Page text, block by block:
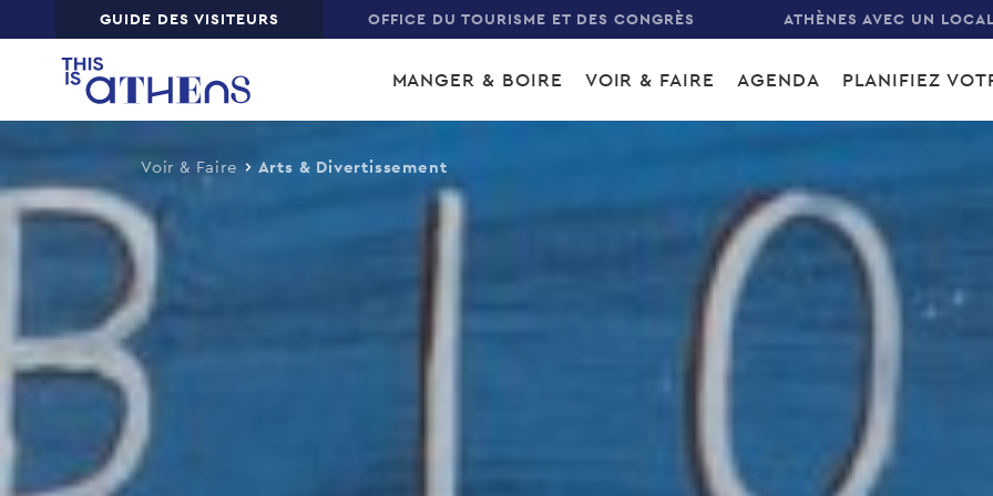
content
Top GUIDE DES VISITEURS OFFICE DU TOURISME ET DES CONGRÈS ATHÈNES AVEC UN LOCAL
Main
MANGER & BOIRE VOIR & FAIRE AGENDA PLANIFIEZ
Voir & Faire Arts & Divertissement